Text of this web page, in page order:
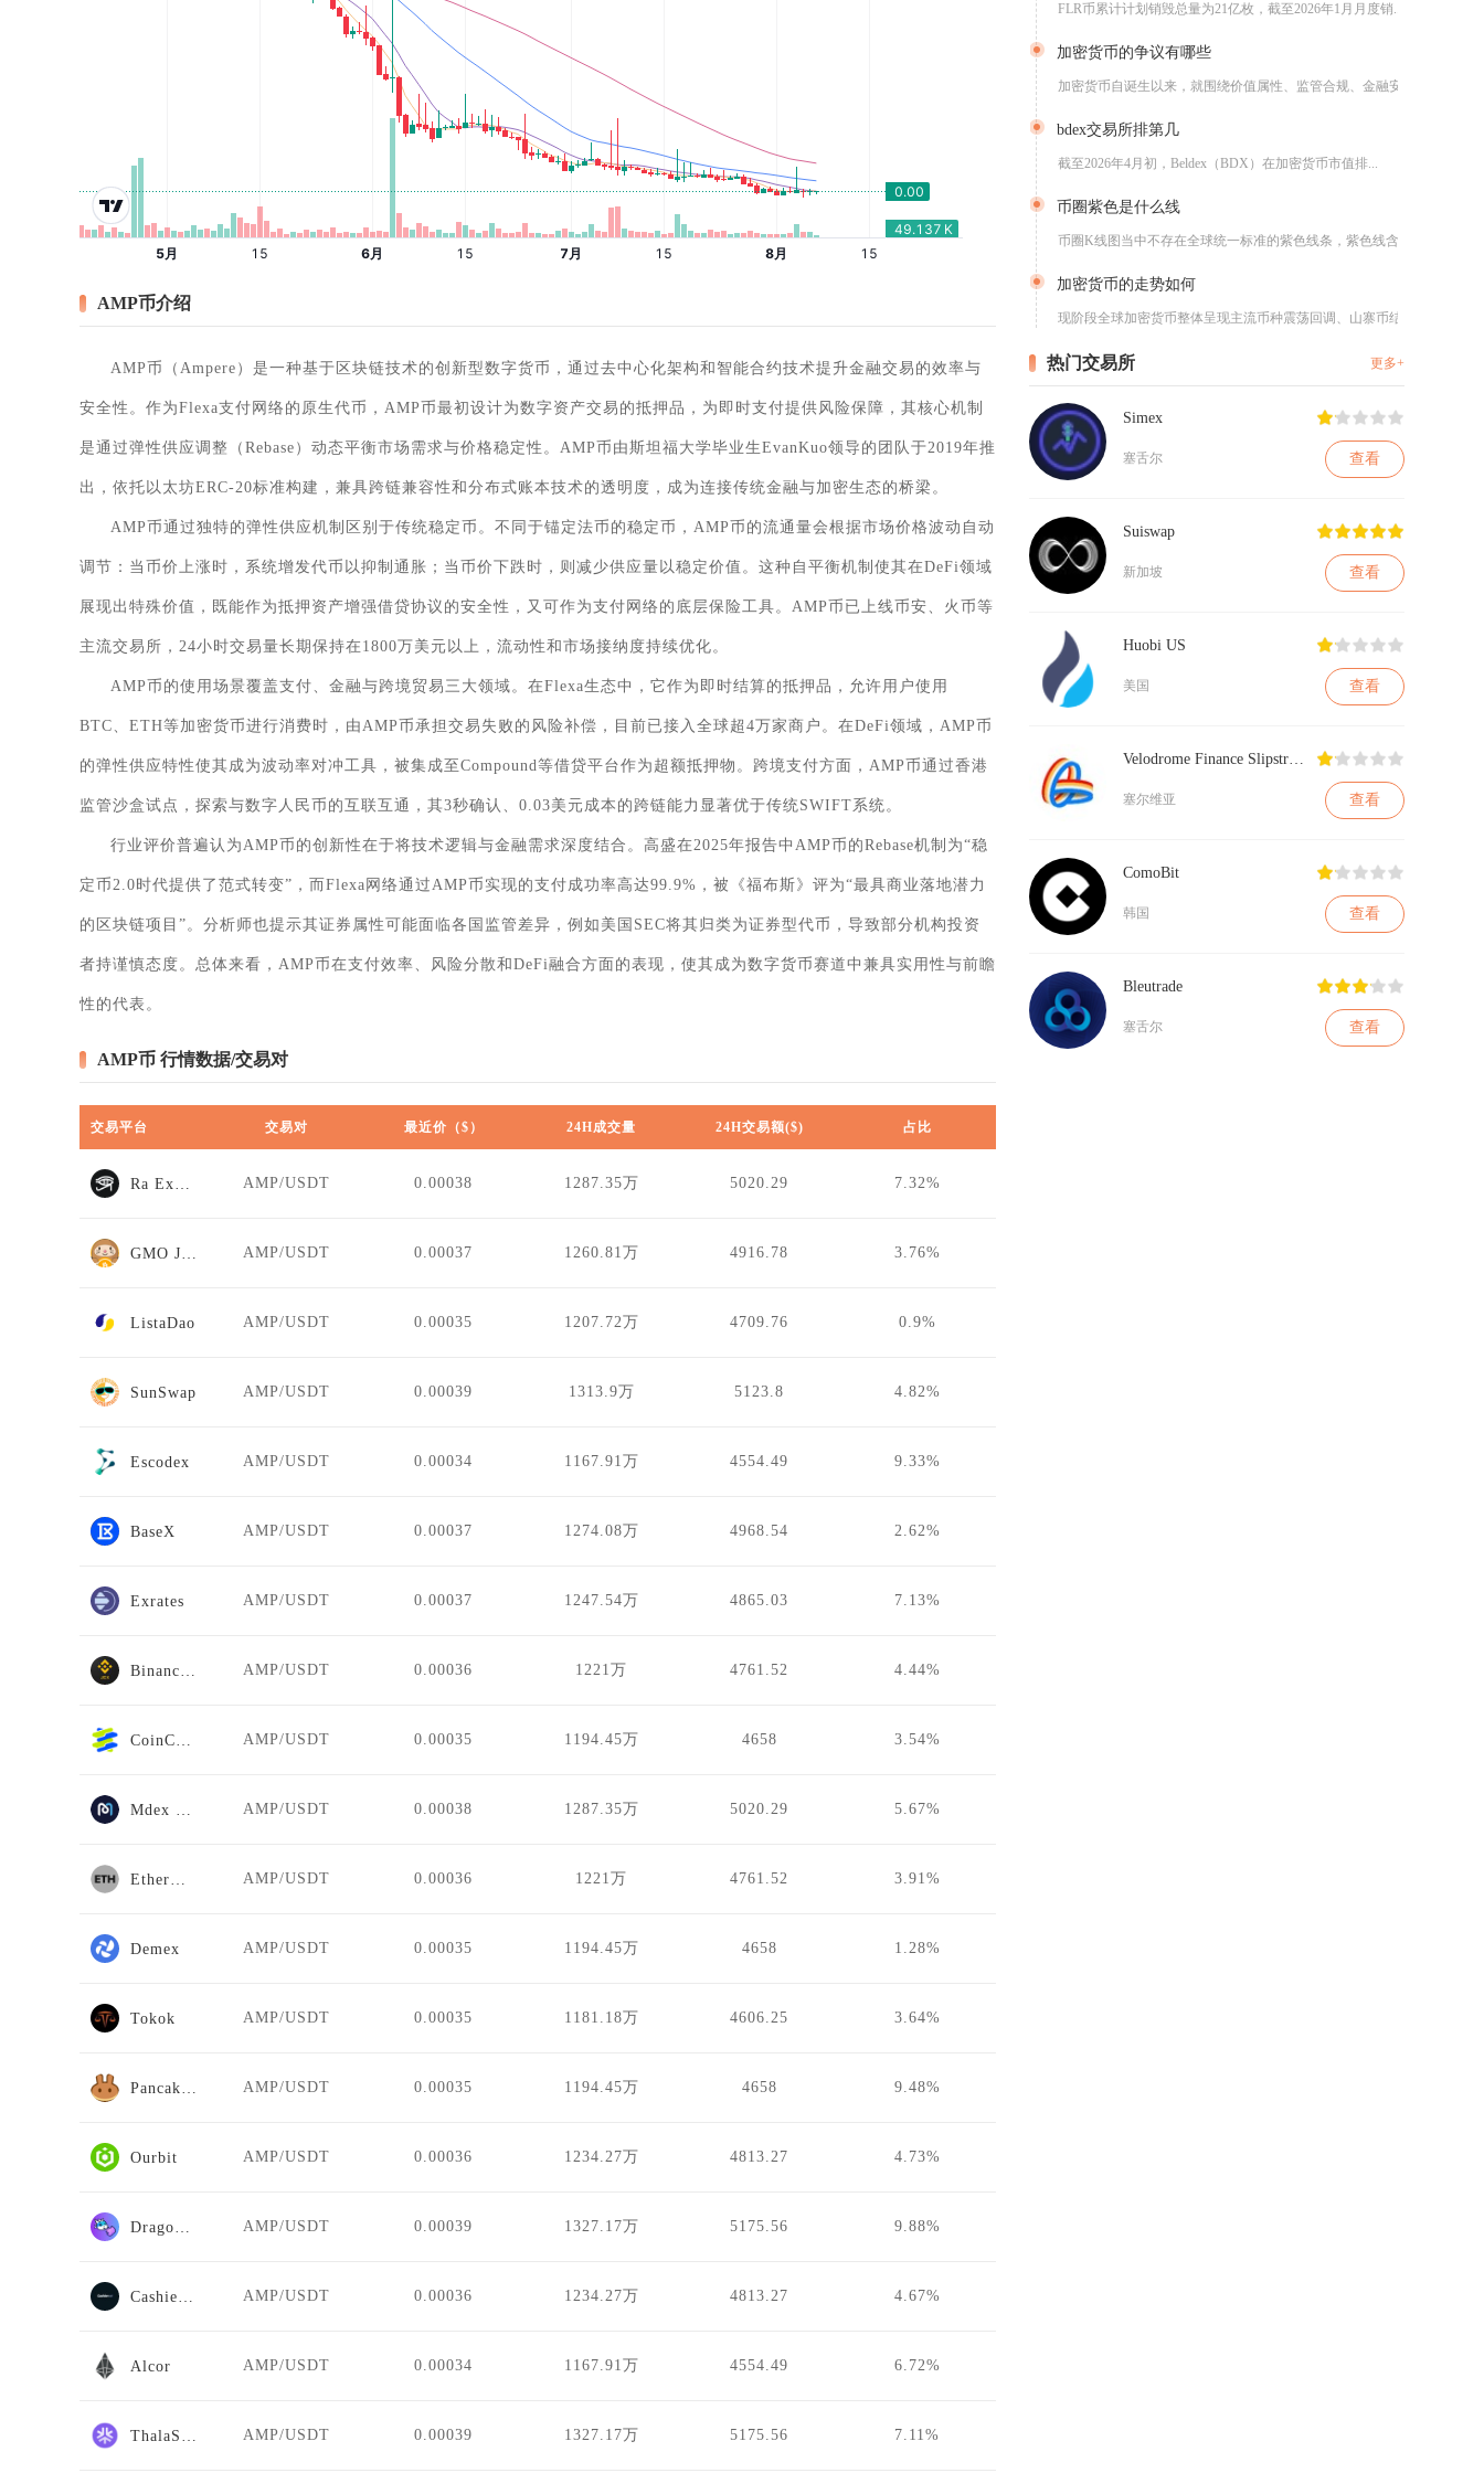
AMP币介绍
AMP币（Ampere）是一种基于区块链技术的创新型数字货币，通过去中心化架构和智能合约技术提升金融交易的效率与
安全性。作为Flexa支付网络的原生代币，AMP币最初设计为数字资产交易的抵押品，为即时支付提供风险保障，其核心机制
是通过弹性供应调整（Rebase）动态平衡市场需求与价格稳定性。AMP币由斯坦福大学毕业生EvanKuo领导的团队于2019年推
出，依托以太坊ERC-20标准构建，兼具跨链兼容性和分布式账本技术的透明度，成为连接传统金融与加密生态的桥梁。
AMP币通过独特的弹性供应机制区别于传统稳定币。不同于锚定法币的稳定币，AMP币的流通量会根据市场价格波动自动
调节：当币价上涨时，系统增发代币以抑制通胀；当币价下跌时，则减少供应量以稳定价值。这种自平衡机制使其在DeFi领域
展现出特殊价值，既能作为抵押资产增强借贷协议的安全性，又可作为支付网络的底层保险工具。AMP币已上线币安、火币等
主流交易所，24小时交易量长期保持在1800万美元以上，流动性和市场接纳度持续优化。
AMP币的使用场景覆盖支付、金融与跨境贸易三大领域。在Flexa生态中，它作为即时结算的抵押品，允许用户使用
BTC、ETH等加密货币进行消费时，由AMP币承担交易失败的风险补偿，目前已接入全球超4万家商户。在DeFi领域，AMP币
的弹性供应特性使其成为波动率对冲工具，被集成至Compound等借贷平台作为超额抵押物。跨境支付方面，AMP币通过香港
监管沙盒试点，探索与数字人民币的互联互通，其3秒确认、0.03美元成本的跨链能力显著优于传统SWIFT系统。
行业评价普遍认为AMP币的创新性在于将技术逻辑与金融需求深度结合。高盛在2025年报告中AMP币的Rebase机制为“稳
定币2.0时代提供了范式转变”，而Flexa网络通过AMP币实现的支付成功率高达99.9%，被《福布斯》评为“最具商业落地潜力
的区块链项目”。分析师也提示其证券属性可能面临各国监管差异，例如美国SEC将其归类为证券型代币，导致部分机构投资
者持谨慎态度。总体来看，AMP币在支付效率、风险分散和DeFi融合方面的表现，使其成为数字货币赛道中兼具实用性与前瞻
性的代表。
AMP币 行情数据/交易对
交易平台 交易对 最近价（$） 24H成交量 24H交易额($) 占比
AMP/USDT 0.00038 1287.35万 5020.29 7.32%
AMP/USDT 0.00037 1260.81万 4916.78 3.76%
ListaDao AMP/USDT 0.00035 1207.72万 4709.76 0.9%
SunSwap AMP/USDT 0.00039 1313.9万 5123.8 4.82%
Escodex AMP/USDT 0.00034 1167.91万 4554.49 9.33%
BaseX AMP/USDT 0.00037 1274.08万 4968.54 2.62%
Exrates AMP/USDT 0.00037 1247.54万 4865.03 7.13%
AMP/USDT 0.00036 1221万 4761.52 4.44%
AMP/USDT 0.00035 1194.45万 4658 3.54%
AMP/USDT 0.00038 1287.35万 5020.29 5.67%
AMP/USDT 0.00036 1221万 4761.52 3.91%
Demex AMP/USDT 0.00035 1194.45万 4658 1.28%
Tokok AMP/USDT 0.00035 1181.18万 4606.25 3.64%
AMP/USDT 0.00035 1194.45万 4658 9.48%
Ourbit AMP/USDT 0.00036 1234.27万 4813.27 4.73%
AMP/USDT 0.00039 1327.17万 5175.56 9.88%
AMP/USDT 0.00036 1234.27万 4813.27 4.67%
Alcor AMP/USDT 0.00034 1167.91万 4554.49 6.72%
AMP/USDT 0.00039 1327.17万 5175.56 7.11%
FLR币累计计划销毁总量为21亿枚，截至2026年1月月度销...
加密货币的争议有哪些
加密货币自诞生以来，就围绕价值属性、监管合规、金融安全、技术...
bdex交易所排第几
截至2026年4月初，Beldex（BDX）在加密货币市值排...
币圈紫色是什么线
币圈K线图当中不存在全球统一标准的紫色线条，紫色线含义取决于...
加密货币的走势如何
现阶段全球加密货币整体呈现主流币种震荡回调、山寨币结构性分化...
热门交易所 更多+
Simex
塞舌尔 查看
Suiswap
新加坡 查看
Huobi US
美国 查看
塞尔维亚 查看
ComoBit
韩国 查看
Bleutrade
塞舌尔 查看